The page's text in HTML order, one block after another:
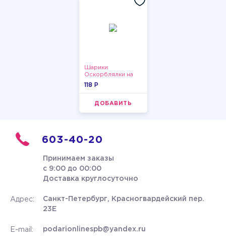
Шарики
Оскорблялки на
день рождения для
118 P
ДОБАВИТЬ
603-40-20
Принимаем заказы
с 9:00 до 00:00
Доставка круглосуточно
Адрес:
Санкт-Петербург, Красногвардейский пер.
23Е
E-mail: podarionlinespb@yandex.ru